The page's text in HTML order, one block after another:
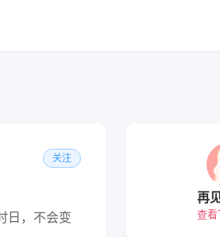
关注
日，不会变
再
查看